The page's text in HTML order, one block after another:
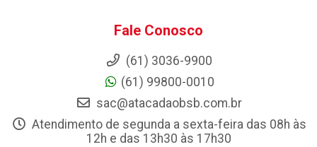
Fale Conosco
(61) 3036-9900
(61) 99800-0010
sac@atacadaobsb.com.br
Atendimento de segunda a sexta-feira das 08h às
12h e das 13h30 às 17h30